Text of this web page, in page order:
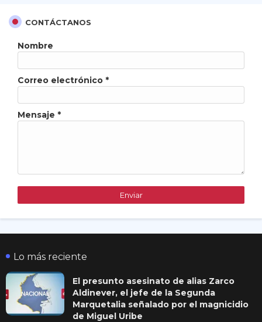
CONTÁCTANOS
Nombre
Correo electrónico *
Mensaje *
Lo más reciente
El presunto asesinato de alias Zarco
Aldinever, el jefe de la Segunda
Marquetalia señalado por el magnicidio
de Miguel Uribe